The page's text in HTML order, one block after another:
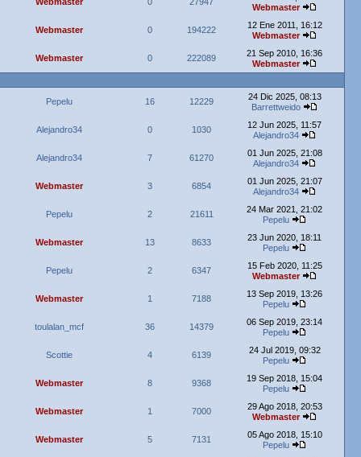
Webmaster
Webmaster 0 194222
12 Ene 2011, 16:12
Webmaster
Webmaster 0 222089
21 Sep 2010, 16:36
Webmaster
Pepelu 16 12229
24 Dic 2025, 08:13
Barrettweido
Alejandro34 0 1030
12 Jun 2025, 11:57
Alejandro34
Alejandro34 7 61270
01 Jun 2025, 21:08
Alejandro34
Webmaster 3 6854
01 Jun 2025, 21:07
Alejandro34
Pepelu 2 21611
24 Mar 2021, 21:02
Pepelu
Webmaster 13 8633
23 Jun 2020, 18:11
Pepelu
Pepelu 2 6347
15 Feb 2020, 11:25
Webmaster
Webmaster 1 7188
13 Sep 2019, 13:26
Pepelu
toulalan_mcf 36 14379
06 Sep 2019, 23:14
Pepelu
Scottie 4 6139
24 Jul 2019, 09:32
Pepelu
Webmaster 8 9368
19 Sep 2018, 15:04
Pepelu
Webmaster 1 7000
29 Ago 2018, 20:53
Webmaster
Webmaster 5 7131
05 Ago 2018, 15:10
Pepelu